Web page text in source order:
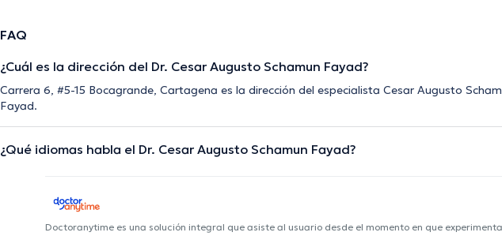
FAQ
¿Cuál es la dirección del Dr. Cesar Augusto Schamun Fayad?
Carrera 6, #5-15 Bocagrande, Cartagena es la dirección del especialista Cesar Augusto
Fayad.
¿Qué idiomas habla el Dr. Cesar Augusto Schamun Fayad?
Doctoranytime es una solución integral que asiste al usuario desde el momento en que